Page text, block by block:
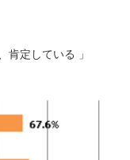
肯定している 」